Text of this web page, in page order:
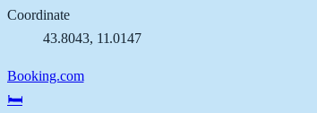
Coordinate
43.8043, 11.0147
Booking.com
🛏️